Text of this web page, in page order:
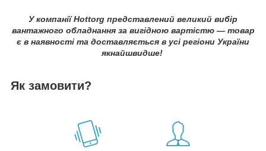
У компанії Hottorg представлений великий вибір
вантажного обладнання за вигідною вартістю — товар
є в наявності та доставляється в усі регіони України
якнайшвидше!
Як замовити?